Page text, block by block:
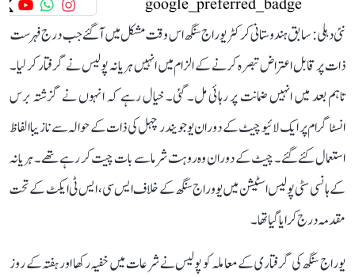
نئی دہلی: سابق ہندوستانی کرکٹر یوراج سنگھ اس وقت مشکل میں آ گئے جب درج فہرست
ذات پر قابل اعتراض تبصرہ کرنے کے الزام میں انہیں ہریانہ پولیس نے گرفتار کر لیا۔
تاہم بعد میں انہیں ضمانت پر رہائی مل۔ گئی۔ خیال رہے کہ انہوں نے گزشتہ برس
انسٹاگرام پر ایک لائیو چیٹ کے دوران یوجویندر چہل کی ذات کے حوالہ سے نازیبا الفاظ
استعمال کئے گئے۔ چیٹ کے دوران وہ روہت شرما سے بات چیت کر رہے تھے۔ ہریانہ
کے ہانسی سٹی پولیس اسٹیشن میں یووراج سنگھ کے خلاف ایس سی، ایس ٹی ایکٹ کے تحت
مقدمہ درج کرایا گیا تھا۔
یوراج سنگھ کی گرفتاری کے معاملہ کو پولیس نے شرعات میں خفیہ رکھا اور ہفتہ کے روز